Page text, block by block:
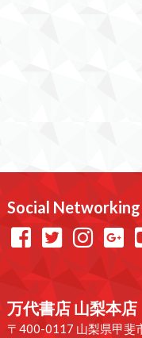
Social
万代書店 山梨本店
〒400-0117 山梨県甲斐